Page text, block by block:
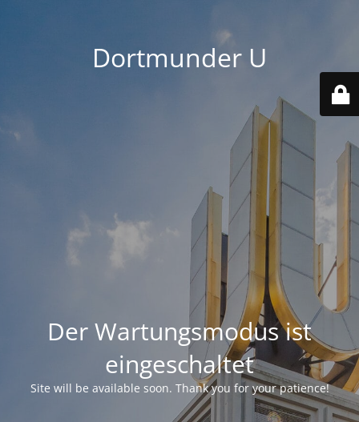
Dortmunder U
Der Wartungsmodus ist
eingeschaltet
Site will be available soon. Thank you for your patience!